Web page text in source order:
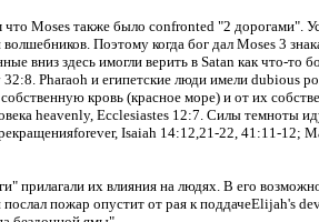
Moses также было confronted "2 дорогами".
волшебников. Поэтому когда бог дал Moses 3
вниз здесь имогли верить в Satan как что-
Pharaoh и египетские люди имели dubious
кровь (красное море) и от их
heavenly, Ecclesiastes 12:7. Силы темноты
Isaiah 14:12,21-22, 41:11-12;
прилагали их влияния на людях. В его
пожар опустит от рая к поддачеElijah's